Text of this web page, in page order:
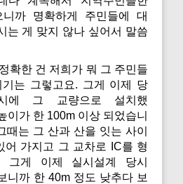
까 명확하게 주민들에 대
는 게 맞지 않나 싶어서 말씀
확한 건 저희가 뭐 그 주민들
는 그렇고요. 그게 이제 당
에 그 교량으로 설치했
이가 한 100m 이상 되었습니
때는 그 산과 산을 잇는 사이
어 가지고 그 교차로 IC를 형
그게 이제 실시설계 당시
니까 한 40m 정도 낮추다 보